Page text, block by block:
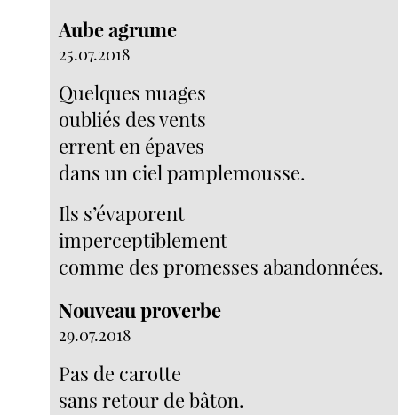
Aube agrume
25.07.2018
Quelques nuages
oubliés des vents
errent en épaves
dans un ciel pamplemousse.
Ils s’évaporent
imperceptiblement
comme des promesses abandonnées.
Nouveau proverbe
29.07.2018
Pas de carotte
sans retour de bâton.